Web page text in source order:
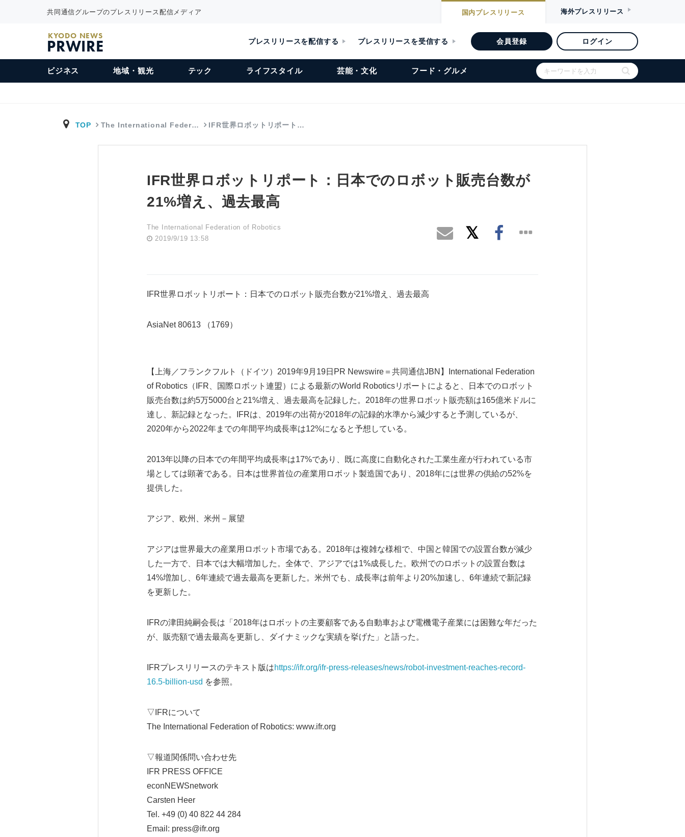
共同通信グループのプレスリリース配信メディア 国内プレスリリース 海外プレスリリース
KYODO NEWS
PRWIRE プレスリリースを配信する プレスリリースを受信する 会員登録 ログイン
ビジネス 地域・観光 テック ライフスタイル 芸能・文化 フード・グルメ
TOP The International Feder… IFR世界ロボットリポート…
IFR世界ロボットリポート：日本でのロボット販売台数が
21%増え、過去最高
The International Federation of Robotics
2019/9/19 13:58
IFR世界ロボットリポート：日本でのロボット販売台数が21%増え、過去最高
AsiaNet 80613 （1769）
【上海／フランクフルト（ドイツ）2019年9月19日PR Newswire＝共同通信JBN】International Federation
of Robotics（IFR、国際ロボット連盟）による最新のWorld Roboticsリポートによると、日本でのロボット
販売台数は約5万5000台と21%増え、過去最高を記録した。2018年の世界ロボット販売額は165億米ドルに
達し、新記録となった。IFRは、2019年の出荷が2018年の記録的水準から減少すると予測しているが、
2020年から2022年までの年間平均成長率は12%になると予想している。
2013年以降の日本での年間平均成長率は17%であり、既に高度に自動化された工業生産が行われている市
場としては顕著である。日本は世界首位の産業用ロボット製造国であり、2018年には世界の供給の52%を
提供した。
アジア、欧州、米州－展望
アジアは世界最大の産業用ロボット市場である。2018年は複雑な様相で、中国と韓国での設置台数が減少
した一方で、日本では大幅増加した。全体で、アジアでは1%成長した。欧州でのロボットの設置台数は
14%増加し、6年連続で過去最高を更新した。米州でも、成長率は前年より20%加速し、6年連続で新記録
を更新した。
IFRの津田純嗣会長は「2018年はロボットの主要顧客である自動車および電機電子産業には困難な年だった
が、販売額で過去最高を更新し、ダイナミックな実績を挙げた」と語った。
IFRプレスリリースのテキスト版はhttps://ifr.org/ifr-press-releases/news/robot-investment-reaches-record-
16.5-billion-usd を参照。
▽IFRについて
The International Federation of Robotics: www.ifr.org
▽報道関係問い合わせ先
IFR PRESS OFFICE
econNEWSnetwork
Carsten Heer
Tel. +49 (0) 40 822 44 284
Email: press@ifr.org